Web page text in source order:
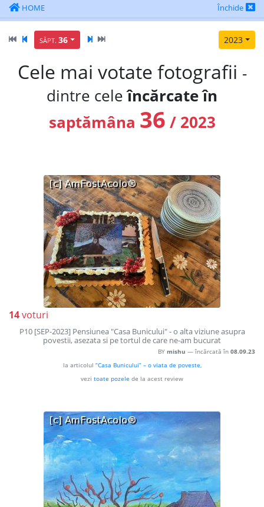
HOME Închide
2023
SĂPT. 36
Cele mai votate fotografii -
dintre celeîncărcate în
saptămâna 36 / 2023
14voturi
P10 [SEP-2023] Pensiunea "Casa Bunicului" - o alta viziune asupra
povestii, asezata si pe tortul de care ne-am bucurat
BY mishu — încărcată în 08.09.23
la articolul “Casa Bunicului” – o viata de poveste,
vezi toate pozele de la acest review